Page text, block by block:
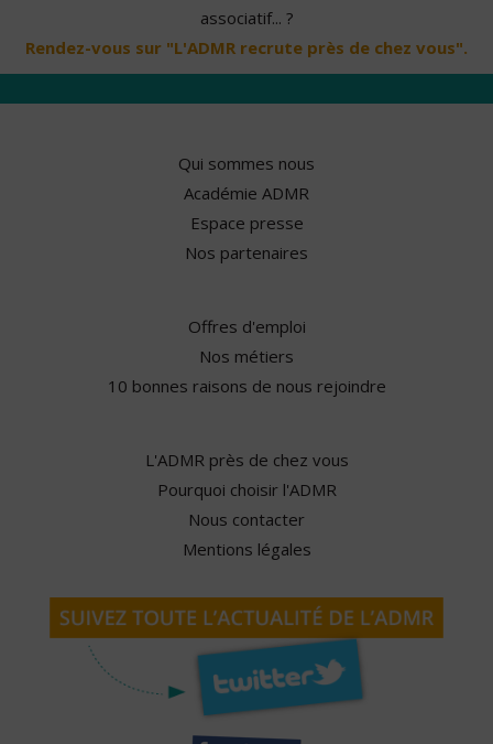
associatif... ?
Rendez-vous sur "L'ADMR recrute près de chez vous".
Qui sommes nous
Académie ADMR
Espace presse
Nos partenaires
Offres d'emploi
Nos métiers
10 bonnes raisons de nous rejoindre
L'ADMR près de chez vous
Pourquoi choisir l'ADMR
Nous contacter
Mentions légales